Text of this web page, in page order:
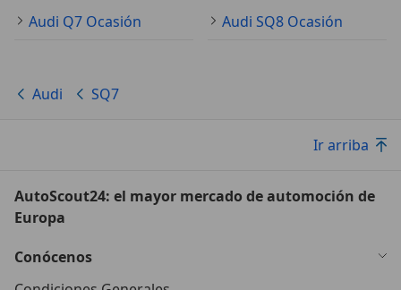
Audi Q7 Ocasión
Audi SQ8 Ocasión
Audi SQ7
Ir arriba
AutoScout24: el mayor mercado de automoción de
Europa
Conócenos